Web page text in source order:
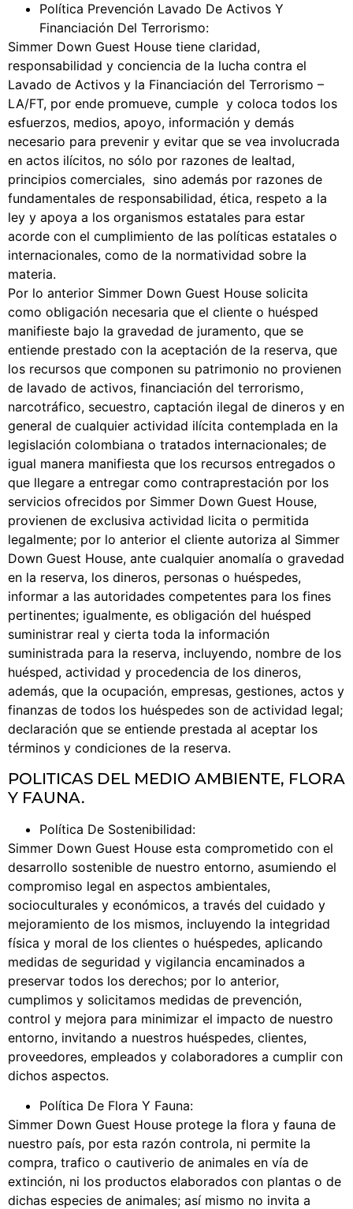
Política Prevención Lavado De Activos Y
Financiación Del Terrorismo:
Simmer Down Guest House tiene claridad,
responsabilidad y conciencia de la lucha contra el
Lavado de Activos y la Financiación del Terrorismo –
LA/FT, por ende promueve, cumple y coloca todos los
esfuerzos, medios, apoyo, información y demás
necesario para prevenir y evitar que se vea involucrada
en actos ilícitos, no sólo por razones de lealtad,
principios comerciales, sino además por razones de
fundamentales de responsabilidad, ética, respeto a la
ley y apoya a los organismos estatales para estar
acorde con el cumplimiento de las políticas estatales o
internacionales, como de la normatividad sobre la
materia.
Por lo anterior Simmer Down Guest House solicita
como obligación necesaria que el cliente o huésped
manifieste bajo la gravedad de juramento, que se
entiende prestado con la aceptación de la reserva, que
los recursos que componen su patrimonio no provienen
de lavado de activos, financiación del terrorismo,
narcotráfico, secuestro, captación ilegal de dineros y en
general de cualquier actividad ilícita contemplada en la
legislación colombiana o tratados internacionales; de
igual manera manifiesta que los recursos entregados o
que llegare a entregar como contraprestación por los
servicios ofrecidos por Simmer Down Guest House,
provienen de exclusiva actividad licita o permitida
legalmente; por lo anterior el cliente autoriza al Simmer
Down Guest House, ante cualquier anomalía o gravedad
en la reserva, los dineros, personas o huéspedes,
informar a las autoridades competentes para los fines
pertinentes; igualmente, es obligación del huésped
suministrar real y cierta toda la información
suministrada para la reserva, incluyendo, nombre de los
huésped, actividad y procedencia de los dineros,
además, que la ocupación, empresas, gestiones, actos y
finanzas de todos los huéspedes son de actividad legal;
declaración que se entiende prestada al aceptar los
términos y condiciones de la reserva.
POLITICAS DEL MEDIO AMBIENTE, FLORA
Y FAUNA.
Política De Sostenibilidad:
Simmer Down Guest House esta comprometido con el
desarrollo sostenible de nuestro entorno, asumiendo el
compromiso legal en aspectos ambientales,
socioculturales y económicos, a través del cuidado y
mejoramiento de los mismos, incluyendo la integridad
física y moral de los clientes o huéspedes, aplicando
medidas de seguridad y vigilancia encaminados a
preservar todos los derechos; por lo anterior,
cumplimos y solicitamos medidas de prevención,
control y mejora para minimizar el impacto de nuestro
entorno, invitando a nuestros huéspedes, clientes,
proveedores, empleados y colaboradores a cumplir con
dichos aspectos.
Política De Flora Y Fauna:
Simmer Down Guest House protege la flora y fauna de
nuestro país, por esta razón controla, ni permite la
compra, trafico o cautiverio de animales en vía de
extinción, ni los productos elaborados con plantas o de
dichas especies de animales; así mismo no invita a